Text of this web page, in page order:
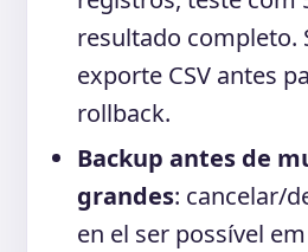
resultado completo.
exporte CSV antes
rollback.
Backup antes de
grandes: cancelar/
en el ser possível